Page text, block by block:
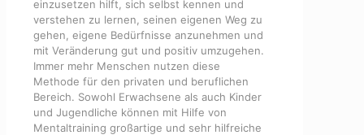
einzusetzen hilft, sich selbst kennen und
verstehen zu lernen, seinen eigenen Weg zu
gehen, eigene Bedürfnisse anzunehmen und
mit Veränderung gut und positiv umzugehen.
Immer mehr Menschen nutzen diese
Methode für den privaten und beruflichen
Bereich. Sowohl Erwachsene als auch Kinder
und Jugendliche können mit Hilfe von
Mentaltraining großartige und sehr hilfreiche